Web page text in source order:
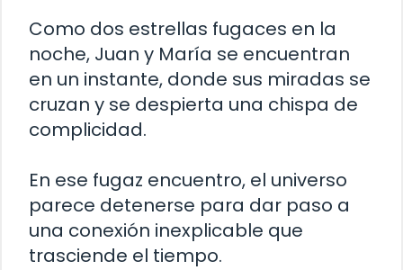
Como dos estrellas fugaces en la
noche, Juan y María se encuentran
en un instante, donde sus miradas se
cruzan y se despierta una chispa de
complicidad.
En ese fugaz encuentro, el universo
parece detenerse para dar paso a
una conexión inexplicable que
trasciende el tiempo.